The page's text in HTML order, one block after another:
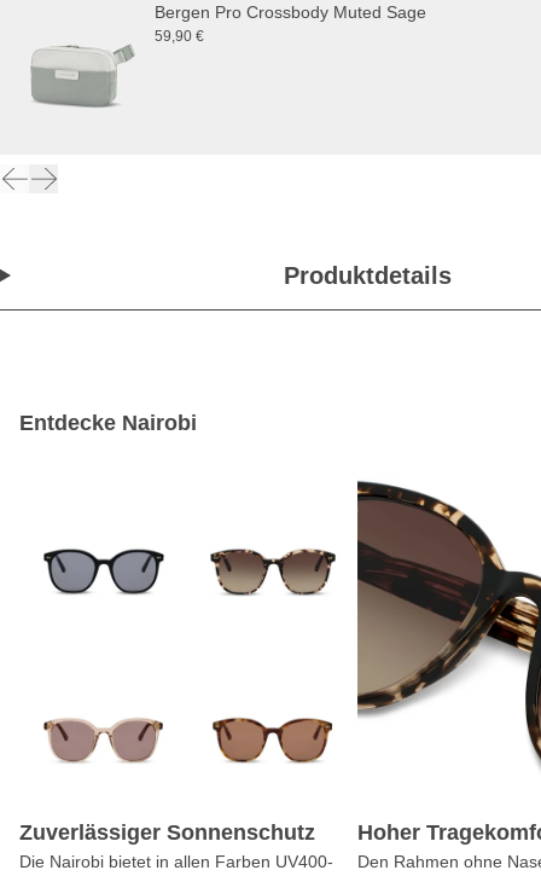
Bergen Pro Crossbody Muted Sage
59,90 €
Produktdetails
Entdecke Nairobi
Zuverlässiger Sonnenschutz
Die Nairobi bietet in allen Farben UV400-
Hoher
Den Rahmen ohne